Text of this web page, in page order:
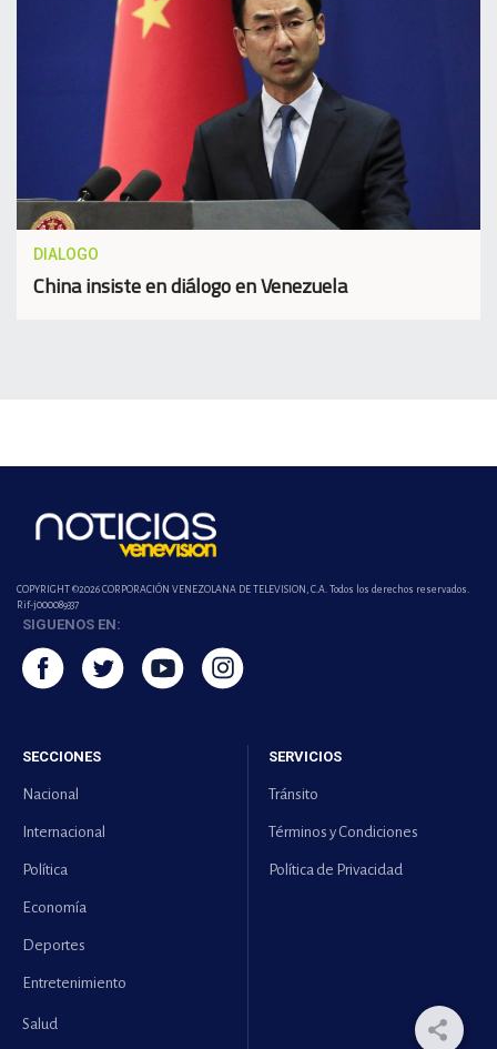
DIALOGO
China insiste en diálogo en Venezuela
COPYRIGHT ©2026 CORPORACIÓN VENEZOLANA DE TELEVISION, C.A. Todos los derechos reservados.
Rif-j000089337
SIGUENOS EN:
SECCIONES
Nacional
Internacional
Política
Economía
Deportes
Entretenimiento
Salud
SERVICIOS
Tránsito
Términos y Condiciones
Política de Privacidad